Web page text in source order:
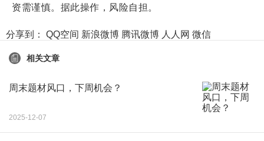
资需谨慎。据此操作，风险自担。
分享到： QQ空间 新浪微博 腾讯微博 人人网 微信
相关文章
周末题材风口，下周机会？
2025-12-07